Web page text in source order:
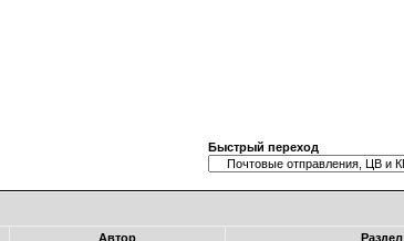
Быстрый переход
Автор Раздел